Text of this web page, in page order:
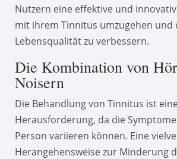
Nutzern eine effektive und
mit ihrem Tinnitus umzugehen und
Lebensqualität zu verbessern.
Die Kombination von
Noisern
Die Behandlung von Tinnitus ist
Herausforderung, da die
Person variieren können. Eine
Herangehensweise zur Minderung